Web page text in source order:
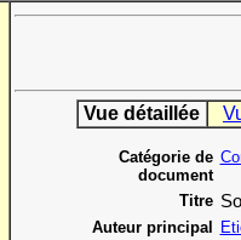
Vue détaillée
Catégorie de
document
Titre
Auteur principal